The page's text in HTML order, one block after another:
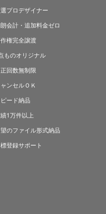
プロデザイナー
会計・追加料金ゼロ
権完全譲渡
ものオリジナル
回数無制限
ンセルＯＫ
ード納品
1万件以上
のファイル形式納品
登録サポート